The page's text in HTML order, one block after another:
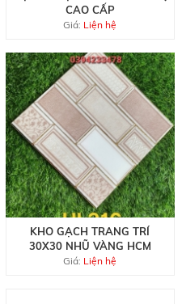
CAO CẤP
Giá: Liện hệ
KHO GẠCH TRANG TRÍ
30X30 NHŨ VÀNG HCM
Giá: Liện hệ